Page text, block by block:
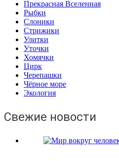
Прекрасная Вселенная
Рыбки
Слоники
Стрижики
Улитки
Уточки
Хомячки
Цирк
Черепашки
Чёрное море
Экология
Свежие новости